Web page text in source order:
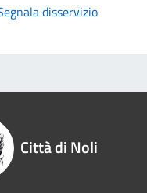
disservizio
Città di Noli